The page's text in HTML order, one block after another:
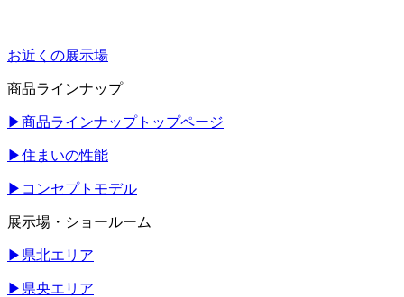
お近くの展示場
商品ラインナップ
▶商品ラインナップトップページ
▶住まいの性能
▶ コンセプトモデル
展示場・ショールーム
▶ 県北エリア
▶ 県央エリア